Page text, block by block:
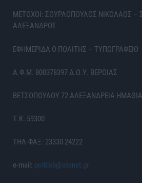
ΜΕΤΟΧΟΙ: ΣΟΥΡΛΟΠΟΥΛΟΣ ΝΙΚΟΛΑΟΣ –
ΑΛΕΞΑΝΔΡΟΣ
ΕΦΗΜΕΡΙΔΑ Ο ΠΟΛΙΤΗΣ – ΤΥΠΟΓΡΑΦΕΙΟ
Α.Φ.Μ. 800378397 Δ.Ο.Υ. ΒΕΡΟΙΑΣ
ΒΕΤΣΟΠΟΥΛΟΥ 72 ΑΛΕΞΑΝΔΡΕΙΑ
Τ.Κ. 59300
ΤΗΛ-ΦΑΞ: 23330 24222
e-mail: politis6@otenet.gr